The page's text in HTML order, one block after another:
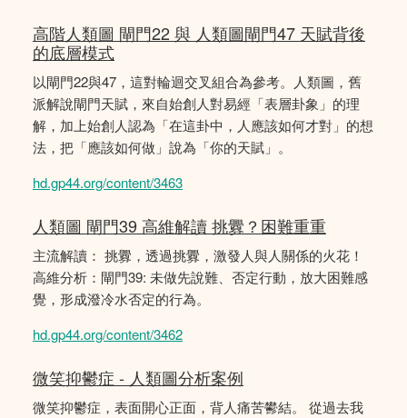
高階人類圖 閘門22 與 人類圖閘門47 天賦背後
的底層模式
以閘門22與47，這對輪迴交叉組合為參考。人類圖，舊
派解說閘門天賦，來自始創人對易經「表層卦象」的理
解，加上始創人認為「在這卦中，人應該如何才對」的想
法，把「應該如何做」說為「你的天賦」。
hd.gp44.org/content/3463
人類圖 閘門39 高維解讀 挑釁？困難重重
主流解讀： 挑釁，透過挑釁，激發人與人關係的火花！
高維分析：閘門39: 未做先說難、否定行動，放大困難感
覺，形成潑冷水否定的行為。
hd.gp44.org/content/3462
微笑抑鬱症 - 人類圖分析案例
微笑抑鬱症，表面開心正面，背人痛苦鬰結。 從過去我